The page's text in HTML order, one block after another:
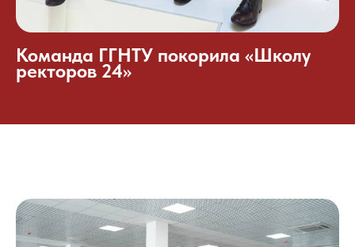
Команда ГГНТУ покорила «Школу
ректоров 24»